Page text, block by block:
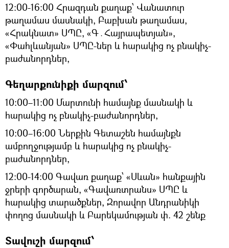
12։00-16։00 Հրազդան քաղաք՝ Վանատուր
թաղամաս մասնակի, Բաբխան թաղամաս,
«Հրակնատ» ՍՊԸ, «Գ․Հայրապետյան»,
«Փահլևանյան» ՍՊԸ-ներ և հարակից ոչ բնակիչ-
բաժանորդներ,
Գեղարքունիքի մարզում՝
10։00–11։00 Մարտունի համայնք մասնակի և
հարակից ոչ բնակիչ-բաժանորդներ,
10։00–16։00 Ներքին Գետաշեն համայնքն
ամբողջությամբ և հարակից ոչ բնակիչ-
բաժանորդներ,
12։00-14։00 Գավառ քաղաք՝ «Սևան» հանքային
ջրերի գործարան, «Գավառտրանս» ՍՊԸ և
հարակից տարածքներ, Զորավոր Անդրանիկի
փողոց մասնակի և Բարեկամության փ. 42 շենք
Տավուշի մարզում՝